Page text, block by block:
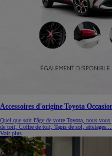
Accessoires d'origine Toyota
Quel que soit l'âge de votre Toyota, nous
de toit, Coffre de toit, Tapis de sol,
Voir plus